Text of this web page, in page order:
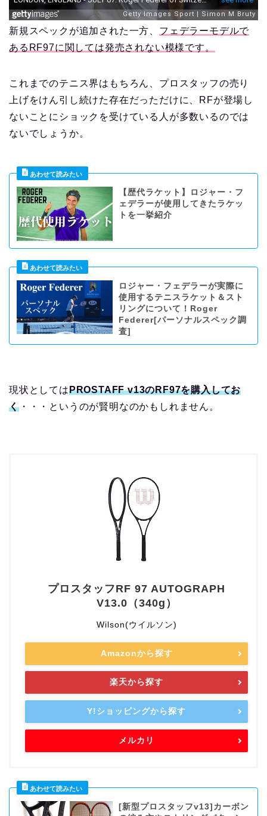
新規スペックが追加された一方、 フェデラーモデルで
あるRF97に関しては発売されない模様です。
これまでのテニス界はもちろん、プロスタッフの売り
上げをけん引し続けた存在だっただけに、RFが登場し
ないことにショックを受けている人が多数いるのでは
ないでしょうか。
【歴代ラケット】ロジャー・フ
ェデラーが使用してきたラケッ
トを一挙紹介
ロジャー・フェデラーが実際に
使用するテニスラケット＆スト
リングについて！Roger
Federer[パーソナルスペック調
査]
現状としてはPROSTAFF v13のRF97を購入してお
く・・・というのが賢明なのかもしれません。
プロスタッフRF 97 AUTOGRAPH
V13.0（340g）
Wilson(ウイルソン)
Amazonから探す
楽天から探す
Y!ショッピングから探す
メルカリ
[新型プロスタッフv13]カーボン